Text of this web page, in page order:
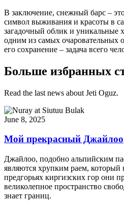
В заключение, снежный барс –
символ выживания и красоты в
загадочный облик и уникальные
одним из самых очаровательных
его сохранение – задача всего
Больше избранных
Read the last news about Jeti Oguz.
June 8, 2025
Мой прекрасный Джайлоо
Джайлоо, подобно альпийским
являются хрупким раем, который
предгорьях киргизских гор они
великолепное пространство
знает границ.